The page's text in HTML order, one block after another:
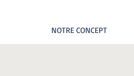
NOTRE CONCEPT